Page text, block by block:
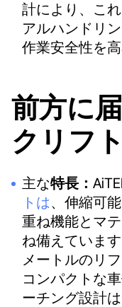
計により、こ
アルハンドリ
作業安全性を高
前方に
クリフト
主な特長：
トは、伸縮可
重ね機能とマ
ね備えていま
メートルのリ
コンパクトな
ーチング設計